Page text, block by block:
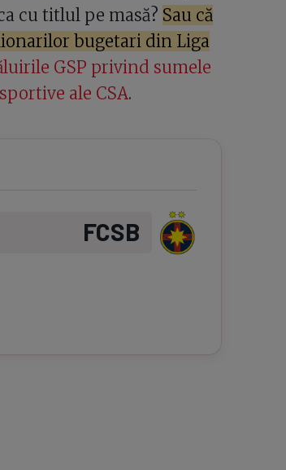
cu titlul pe masă? Sau că
bugetari din Liga
GSP privind sumele
ale CSA.
FCSB